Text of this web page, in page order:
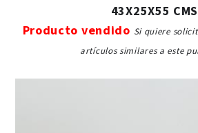
43X25X55 CMS
Producto vendido Si quiere
artículos similares a este